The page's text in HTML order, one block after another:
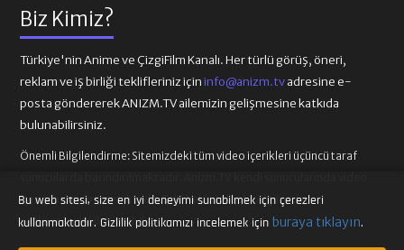
Biz Kimiz?
Türkiye'nin Anime ve ÇizgiFilm Kanalı. Her türlü görüş, öneri,
reklam ve iş birliği teklifleriniz içininfo@anizm.tvadresine e-
posta göndererek ANIZM.TV ailemizin gelişmesine katkıda
bulunabilirsiniz.
Önemli Bilgilendirme: Sitemizdeki tüm video içerikleri üçüncü taraf
içeriği barındırmamaktadır. Telif hakkı talepleri ilgili video
sağlayıcılarına iletilmelidir.
Bu web sitesi, size en iyi deneyimi sunabilmek için çerezleri
kullanmaktadır. Gizlilik politikamızı incelemek için buraya tıklayın.